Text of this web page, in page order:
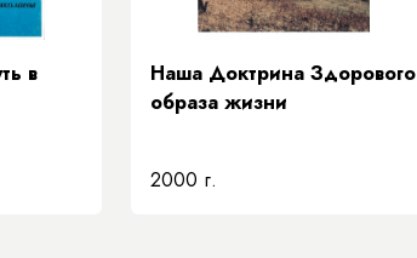
в
Наша Доктрина Здорового
образа жизни
2000 г.